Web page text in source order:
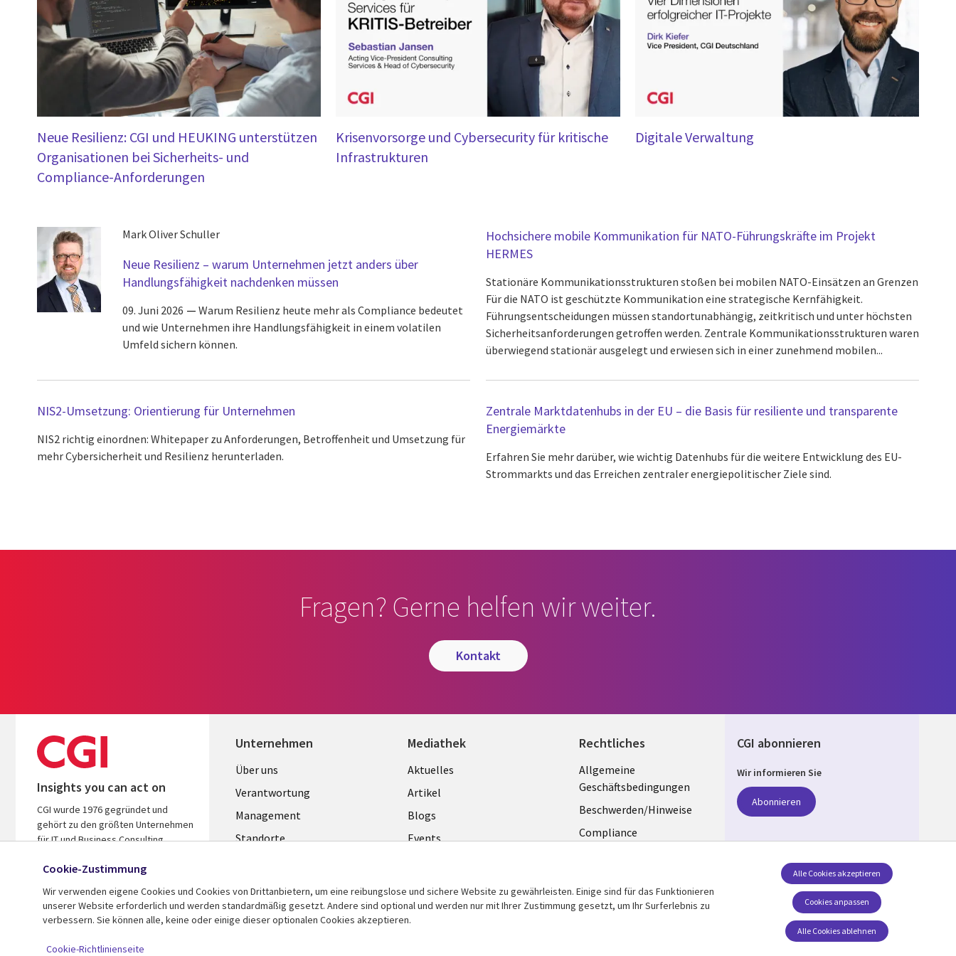
Neue Resilienz: CGI und HEUKING unterstützen
Organisationen bei Sicherheits- und
Compliance-Anforderungen
Krisenvorsorge und Cybersecurity für kritische
Infrastrukturen
Digitale Verwaltung
Mark Oliver Schuller
Neue Resilienz – warum Unternehmen jetzt anders über
Handlungsfähigkeit nachdenken müssen
09. Juni 2026
Warum Resilienz heute mehr als Compliance bedeutet
und wie Unternehmen ihre Handlungsfähigkeit in einem volatilen
Umfeld sichern können.
Hochsichere mobile Kommunikation für NATO-Führungskräfte im Projekt
HERMES
Stationäre Kommunikationsstrukturen stoßen bei mobilen NATO-Einsätzen an Grenzen
Für die NATO ist geschützte Kommunikation eine strategische Kernfähigkeit.
Führungsentscheidungen müssen standortunabhängig, zeitkritisch und unter höchsten
Sicherheitsanforderungen getroffen werden. Zentrale Kommunikationsstrukturen waren
überwiegend stationär ausgelegt und erwiesen sich in einer zunehmend mobilen...
NIS2-Umsetzung: Orientierung für Unternehmen
NIS2 richtig einordnen: Whitepaper zu Anforderungen, Betroffenheit und Umsetzung für
mehr Cybersicherheit und Resilienz herunterladen.
Zentrale Marktdatenhubs in der EU – die Basis für resiliente und transparente
Energiemärkte
Erfahren Sie mehr darüber, wie wichtig Datenhubs für die weitere Entwicklung des EU-
Strommarkts und das Erreichen zentraler energiepolitischer Ziele sind.
Fragen? Gerne helfen wir weiter.
kontakt
Insights you can act on
CGI wurde 1976 gegründet und
gehört zu den größten Unternehmen
für IT und Business Consulting
handeln ergebnisorientiert und
Unternehmen
Useful
links
GERMANY
Über uns
Verantwortung
Management
Standorte
Mediathek
Library
Links
GERMANY
Aktuelles
Artikel
Blogs
Events
Standpunkt
Rechtliches
Legal
GERMANY
Allgemeine
Geschäftsbedingungen
Beschwerden/Hinweise
Compliance
Cookie-Einstellungen
CGI abonnieren
Wir informieren Sie
Abonnieren
Folgen Sie uns
Social Media GERMANY
Cookie-Zustimmung
Wir verwenden eigene Cookies und Cookies von Drittanbietern, um eine reibungslose und sichere Website zu gewährleisten. Einige sind für das Funktionieren
unserer Website erforderlich und werden standardmäßig gesetzt. Andere sind optional und werden nur mit Ihrer Zustimmung gesetzt, um Ihr Surferlebnis zu
verbessern. Sie können alle, keine oder einige dieser optionalen Cookies akzeptieren.
Cookies anpassen
Alle Cookies akzeptieren
Alle Cookies ablehnen
Cookie-Richtlinienseite